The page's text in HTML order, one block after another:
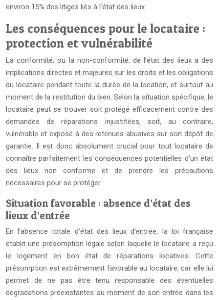
environ 15% des litiges liés à l’état des lieux.
Les conséquences pour le locataire :
protection et vulnérabilité
La conformité, ou la non-conformité, de l’état des lieux a des
implications directes et majeures sur les droits et les obligations
du locataire pendant toute la durée de la location, et surtout au
moment de la restitution du bien. Selon la situation spécifique, le
locataire peut se trouver soit protégé efficacement contre des
demandes de réparations injustifiées, soit, au contraire,
vulnérable et exposé à des retenues abusives sur son dépôt de
garantie. Il est donc absolument crucial pour tout locataire de
connaître parfaitement les conséquences potentielles d’un état
des lieux non conforme et de prendre les précautions
nécessaires pour se protéger.
Situation favorable : absence d’état des
lieux d’entrée
En l’absence totale d’état des lieux d’entrée, la loi française
établit une présomption légale selon laquelle le locataire a reçu
le logement en bon état de réparations locatives. Cette
présomption est extrêmement favorable au locataire, car elle lui
permet de ne pas être tenu responsable des éventuelles
dégradations préexistantes au moment de son entrée dans les